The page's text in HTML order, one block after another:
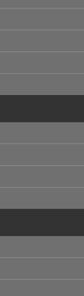
研究のため
正な管理の下
クセス・紛
ため、必要か
な範囲で、取
人メディカル
任を有しま